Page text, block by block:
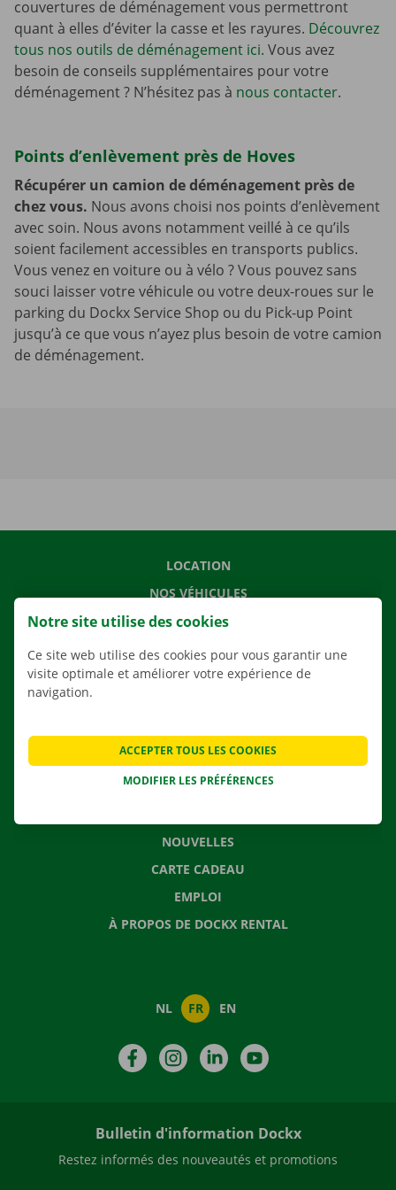
couvertures de déménagement vous permettront
quant à elles d’éviter la casse et les rayures. Découvrez
tous nos outils de déménagement ici. Vous avez
besoin de conseils supplémentaires pour votre
déménagement ? N’hésitez pas à nous contacter.
Points d’enlèvement près de Hoves
Récupérer un camion de déménagement près de
chez vous. Nous avons choisi nos points d’enlèvement
avec soin. Nous avons notamment veillé à ce qu’ils
soient facilement accessibles en transports publics.
Vous venez en voiture ou à vélo ? Vous pouvez sans
souci laisser votre véhicule ou votre deux-roues sur le
parking du Dockx Service Shop ou du Pick-up Point
jusqu’à ce que vous n’ayez plus besoin de votre camion
de déménagement.
LOCATION
NOS VÉHICULES
NOS SERVICES
AGENCES
APPLI
CONTACTEZ NOUS
NOUVELLES
CARTE CADEAU
EMPLOI
À PROPOS DE DOCKX RENTAL
NL FR EN
FacebookInstagramLinkedIn
Bulletin d'information Dockx
Restez informés des nouveautés et promotions
Notre site utilise des cookies
Ce site web utilise des cookies pour vous garantir une
visite optimale et améliorer votre expérience de
navigation.
MODIFIER LES PRÉFÉRENCES
ACCEPTER TOUS LES COOKIES